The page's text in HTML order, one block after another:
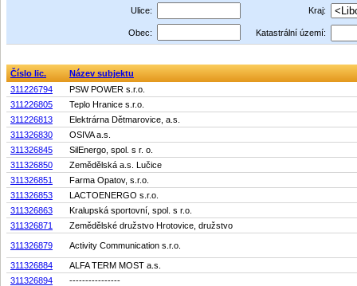
Ulice:
Kraj:
Obec: Katastrální území:
Číslo lic.
Název subjektu
311226794
PSW POWER s.r.o.
311226805
Teplo Hranice s.r.o.
311226813
Elektrárna Dětmarovice, a.s.
311326830
OSIVA a.s.
311326845
SilEnergo, spol. s r. o.
311326850
Zemědělská a.s. Lučice
311326851
Farma Opatov, s.r.o.
311326853
LACTOENERGO s.r.o.
311326863
Kralupská sportovní, spol. s r.o.
311326871
Zemědělské družstvo Hrotovice, družstvo
311326879 Activity Communication s.r.o.
311326884
ALFA TERM MOST a.s.
311326894
----------------